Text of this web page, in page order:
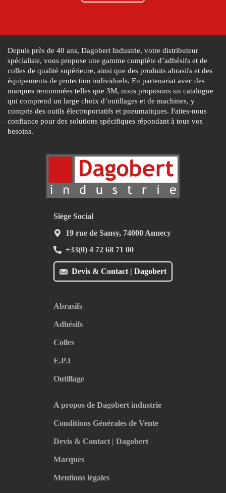
Depuis près de 40 ans, Dagobert Industrie, votre distributeur
spécialiste, vous propose une gamme complète d’adhésifs et de
colles de qualité supérieure, ainsi que des produits abrasifs et des
équipements de protection individuels. En partenariat avec des
marques renommées telles que 3M, nous proposons un catalogue
qui comprend un large choix d’outillages et de machines, y
compris des outils électroportatifs et pneumatiques. Faites-nous
confiance pour des solutions spécifiques répondant à tous vos
besoins.
Devis & Contact | Dagobert
Siège Social
19 rue de Sansy, 74000 Annecy
+33(0) 4 72 68 71 00
Abrasifs
Adhésifs
Colles
E.P.I
Outillage
A propos de Dagobert industrie
Conditions Générales de Vente
Devis & Contact | Dagobert
Marques
Mentions légales